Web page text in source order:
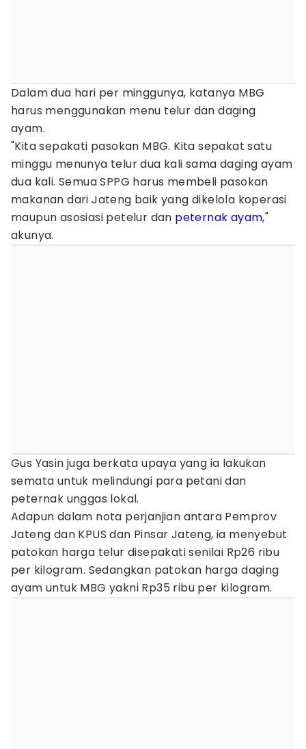
Dalam dua hari per minggunya, katanya MBG
harus menggunakan menu telur dan daging
ayam.
"Kita sepakati pasokan MBG. Kita sepakat satu
minggu menunya telur dua kali sama daging ayam
dua kali. Semua SPPG harus membeli pasokan
makanan dari Jateng baik yang dikelola koperasi
maupun asosiasi petelur dan peternak ayam,"
akunya.
Gus Yasin juga berkata upaya yang ia lakukan
semata untuk melindungi para petani dan
peternak unggas lokal.
Adapun dalam nota perjanjian antara Pemprov
Jateng dan KPUS dan Pinsar Jateng, ia menyebut
patokan harga telur disepakati senilai Rp26 ribu
per kilogram. Sedangkan patokan harga daging
ayam untuk MBG yakni Rp35 ribu per kilogram.